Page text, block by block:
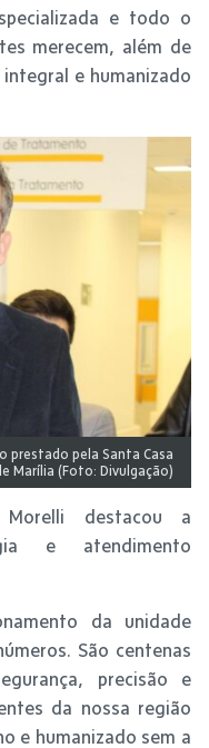
e todo o
merecem, além de
e humanizado
pela Santa Casa
Marília (Foto: Divulgação)
destacou a
e atendimento
da unidade
São centenas
precisão e
da nossa região
e humanizado sem a